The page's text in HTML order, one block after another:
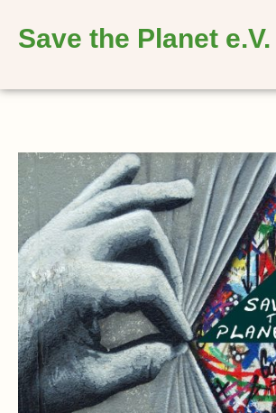
Save the Planet e.V.